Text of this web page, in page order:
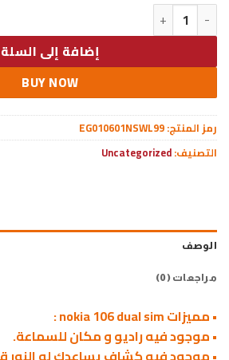
كمية • عرض اتنين موبايل Nokia 106 Dual SIM
إضافة إلى السلة
BUY NOW
رمز المنتج:EG010601NSWL99
التصنيف:Uncategorized
الوصف
مراجعات (0)
• مميزات nokia 106 dual sim :
• موجود فيه راديو و مكان للسماعة.